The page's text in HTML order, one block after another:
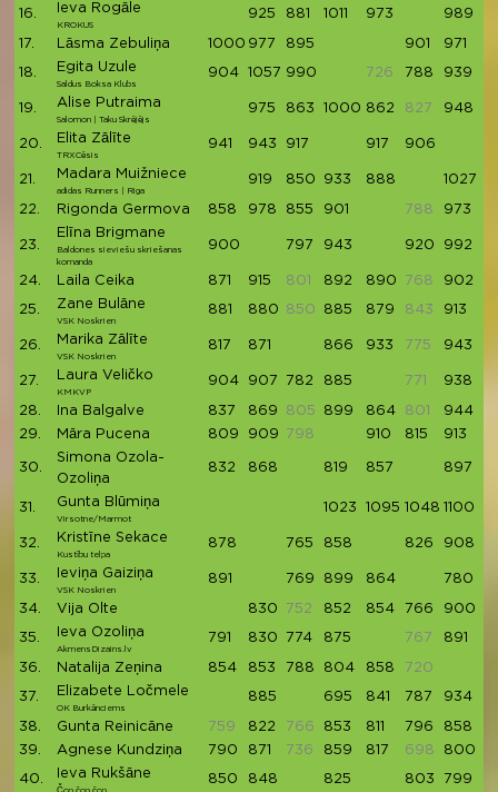
16. Ieva Rogāle
KROKUS
925 881 1011 973 989
17. Lāsma Zebuliņa 1000 977 895 901 971
18. Egita Uzule
Saldus Boksa Klubs
904 1057 990 726 788 939
19. Alise Putraima
Salomon | Taku Skrējējs
975 863 1000 862 827 948
20. Elita Zālīte
TRXCēsis
941 943 917 917 906
21. Madara Muižniece
adidas Runners | Riga
919 850 933 888 1027
22. Rigonda Germova 858 978 855 901 788 973
23.
Elīna Brigmane
Baldones sieviešu skriešanas
komanda
900 797 943 920 992
24. Laila Ceika 871 915 801 892 890 768 902
25. Zane Bulāne
VSK Noskrien
881 880 850 885 879 843 913
26. Marika Zālīte
VSK Noskrien
817 871 866 933 775 943
27. Laura Veličko
KMKVP
904 907 782 885 771 938
28. Ina Balgalve 837 869 805 899 864 801 944
29.
Māra Pucena 809 909 798 910 815 913
30.
Simona Ozola-
Ozoliņa
832 868 819 857 897
31. Gunta Blūmiņa
Virsotne/Marmot
1023 1095 1048 1100
32. Kristīne Sekace
Kustību telpa
878 765 858 826 908
33. Ieviņa Gaiziņa
VSK Noskrien
891 769 899 864 780
34. Vija Olte 830 752 852 854 766 900
35. Ieva Ozoliņa
AkmensDizains.lv
791 830 774 875 767 891
36. Natalija Zeņina 854 853 788 804 858 720
37. Elizabete Ločmele
OK Burkānciems
885 695 841 787 934
38. Gunta Reinicāne 759 822 766 853 811 796 858
39.
Agnese Kundziņa 790 871 736 859 817 698 800
40. Ieva Rukšāne
Čop čop čop
850 848 825 803 799